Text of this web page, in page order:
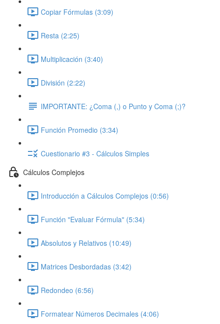
Copiar Fórmulas (3:09)
Resta (2:25)
Multiplicación (3:40)
División (2:22)
IMPORTANTE: ¿Coma (,) o Punto y Coma (;)?
Función Promedio (3:34)
Cuestionario #3 - Cálculos Simples
Cálculos Complejos
Introducción a Cálculos Complejos (0:56)
Función "Evaluar Fórmula" (5:34)
Absolutos y Relativos (10:49)
Matrices Desbordadas (3:42)
Redondeo (6:56)
Formatear Números Decimales (4:06)